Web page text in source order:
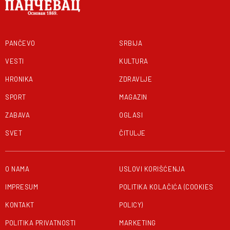
PANČEVO
VESTI
HRONIKA
SPORT
ZABAVA
SVET
SRBIJA
KULTURA
ZDRAVLJE
MAGAZIN
OGLASI
ČITULJE
O NAMA
IMPRESUM
KONTAKT
POLITIKA PRIVATNOSTI
USLOVI KORIŠĆENJA
POLITIKA KOLAČIĆA (COOKIES
POLICY)
MARKETING